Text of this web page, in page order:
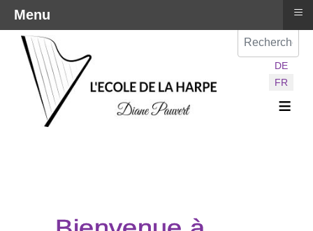
Sélectionnez
DE
FR
≡
Menu ≡